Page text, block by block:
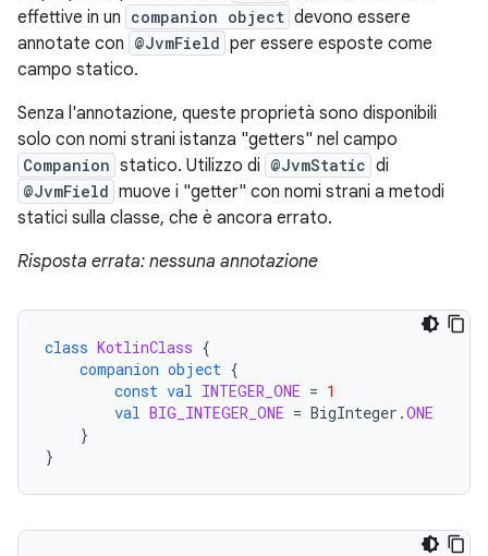
effettive in un companion object devono essere
annotate con @JvmField per essere esposte come
campo statico.
Senza l'annotazione, queste proprietà sono disponibili
solo con nomi strani istanza "getters" nel campo
Companion statico. Utilizzo di @JvmStatic di
@JvmField muove i "getter" con nomi strani a metodi
statici sulla classe, che è ancora errato.
Risposta errata: nessuna annotazione
class KotlinClass {
companion object {
const val INTEGER_ONE = 1
val BIG_INTEGER_ONE = BigInteger .ONE
}
}